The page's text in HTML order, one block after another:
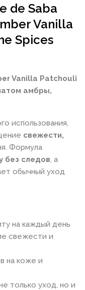
de Saba
Vanilla
Spices
Vanilla Patchouli
амбры,
использования,
свежести,
Формула
без следов, а
обычный уход
на каждый день
свежести и
на коже и
только уход, но и